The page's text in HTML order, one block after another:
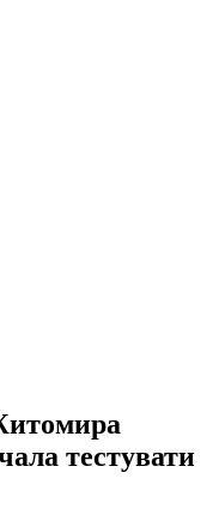
тестувати